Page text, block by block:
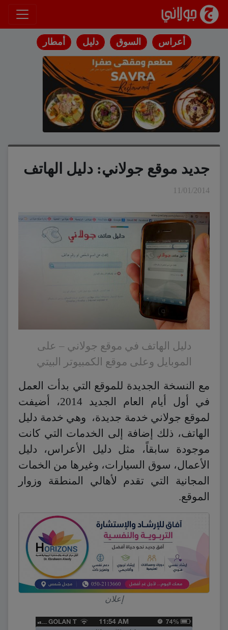
انتقل إلى المحتوى
أعراس السوق دليل أمطار
جديد موقع جولاني: دليل الهاتف
11/01/2014
دليل الهاتف في موقع جولاني – على
الموبايل وعلى موقع الكمبيوتر البيتي
مع النسخة الجديدة للموقع التي بدأت العمل
في أول أيام العام الجديد 2014، أضيفت
لموقع جولاني خدمة جديدة، وهي خدمة دليل
الهاتف، ذلك إضافة إلى الخدمات التي كانت
موجودة سابقاً، مثل دليل الأعراس، دليل
الأعمال، سوق السيارات، وغيرها من الخمات
المجانية التي تقدم لأهالي المنطقة وزوار
الموقع.
إعلان